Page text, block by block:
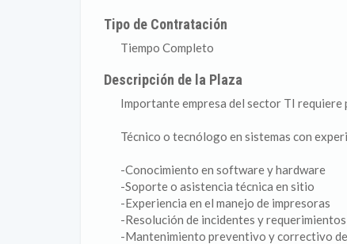
Tipo de Contratación
Tiempo Completo
Descripción de la Plaza
Importante empresa del sector TI requiere
Técnico o tecnólogo en sistemas con
-Conocimiento en software y hardware
-Soporte o asistencia técnica en sitio
-Experiencia en el manejo de impresoras
-Resolución de incidentes y requerimientos
-Mantenimiento preventivo y correctivo